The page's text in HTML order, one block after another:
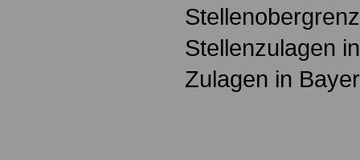
Stellenzulagen
Zulagen in